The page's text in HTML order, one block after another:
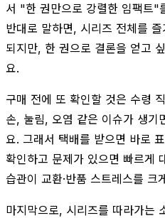
서 "한 권만으로 강렬한 임팩트"
반대로 말하면, 시리즈 전체를
되지만, 한 권으로 결론을 얻고
요.
구매 전에 또 확인할 것은 수령
손, 눌림, 오염 같은 이슈가 생기
요. 그래서 택배를 받으면 바로
확인하고 문제가 있으면 빠르게
습관이 교환·반품 스트레스를 크
마지막으로, 시리즈를 따라가는